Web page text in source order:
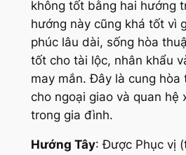
không tốt bằng hai hướng
hướng này cũng khá tốt vì
phúc lâu dài, sống hòa
tốt cho tài lộc, nhân khẩu
may mắn. Đây là cung hòa
cho ngoại giao và quan hệ
trong gia đình.
Hướng Tây: Được Phục vị